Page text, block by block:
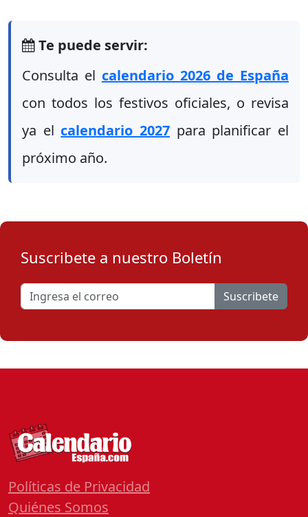
Te puede servir:
Consulta el calendario 2026 de España
con todos los festivos oficiales, o revisa
ya el calendario 2027 para planificar el
próximo año.
Suscribete a nuestro Boletín
Suscribete
Políticas de Privacidad
Quiénes Somos